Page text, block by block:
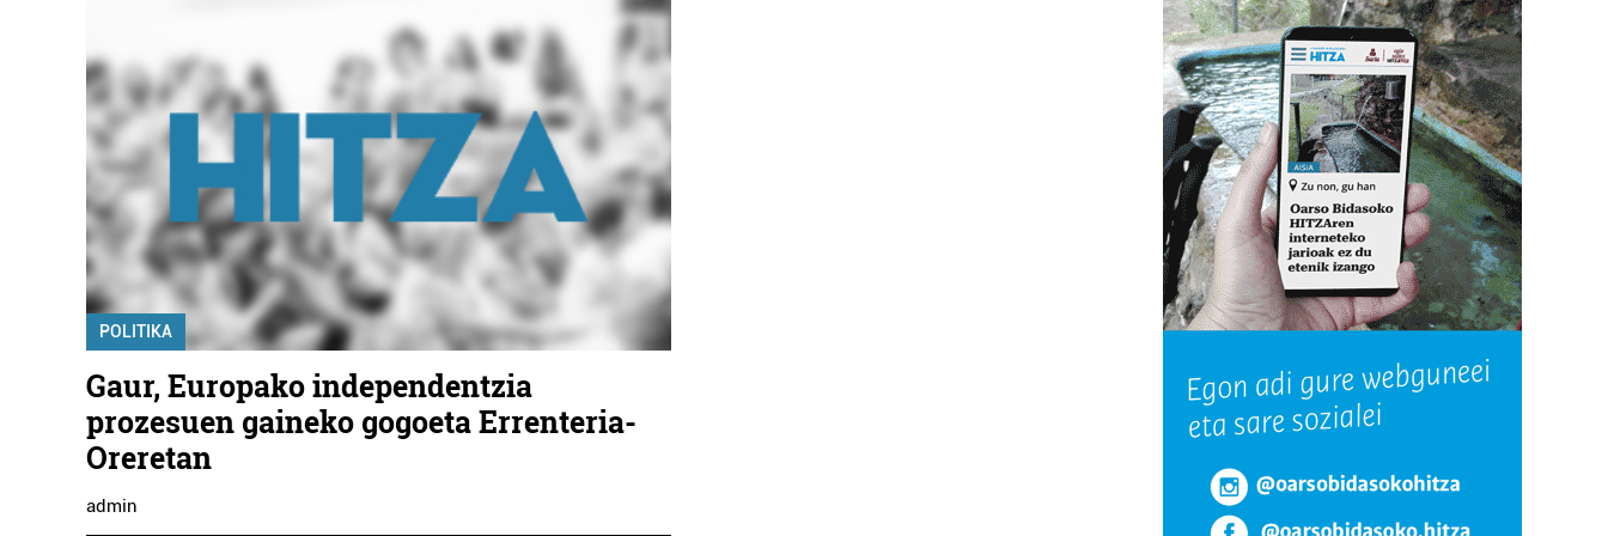
POLITIKA
Gaur, Europako independentzia
prozesuen gaineko gogoeta Errenteria-
Oreretan
admin